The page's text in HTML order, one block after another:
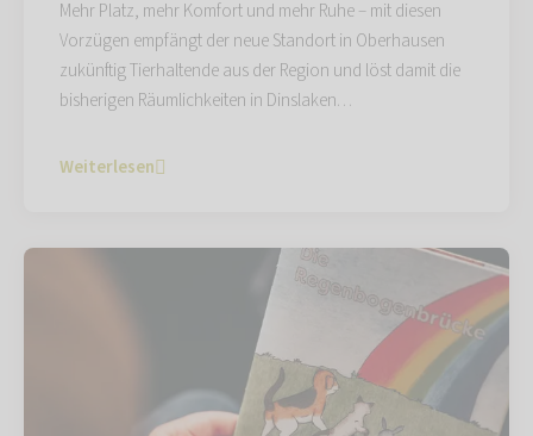
Mehr Platz, mehr Komfort und mehr Ruhe – mit diesen
Vorzügen empfängt der neue Standort in Oberhausen
zukünftig Tierhaltende aus der Region und löst damit die
bisherigen Räumlichkeiten in Dinslaken…
Weiterlesen